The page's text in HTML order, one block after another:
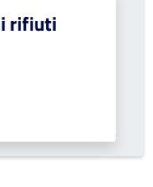
rifiuti